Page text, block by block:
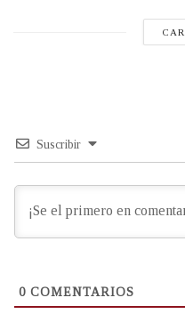
Suscribir
0 COMENTARIOS